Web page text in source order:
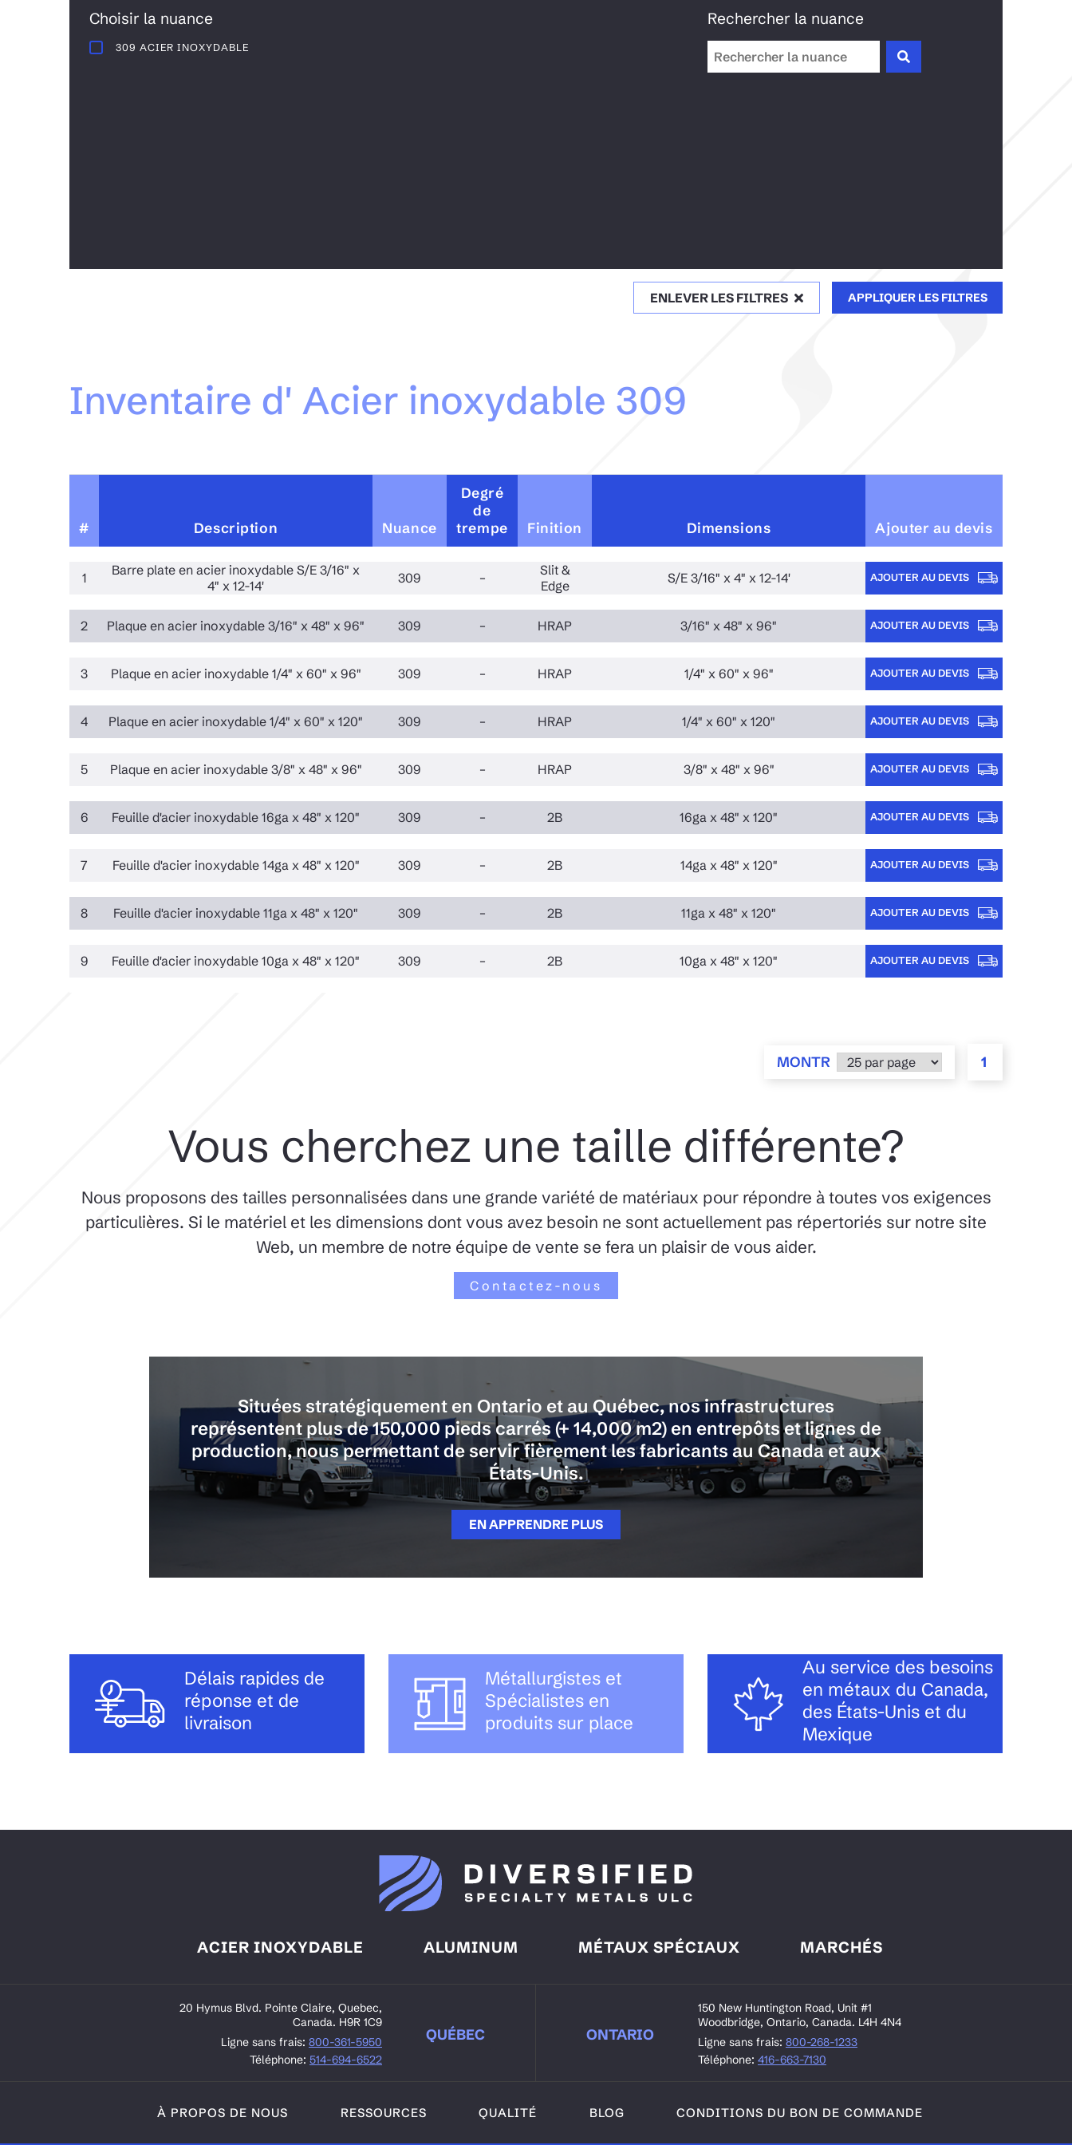
Choisir la nuance
309 ACIER INOXYDABLE
Rechercher la nuance
ENLEVER LES FILTRES APPLIQUER LES FILTRES
Inventaire d' Acier inoxydable 309
# Description Nuance
Degré
de
trempe
Finition Dimensions Ajouter au devis
1
Barre plate en acier inoxydable S/E 3/16" x
4" x 12-14'
309 –
Slit &
Edge
S/E 3/16" x 4" x 12-14' AJOUTER AU DEVIS
2 Plaque en acier inoxydable 3/16" x 48" x 96" 309 – HRAP 3/16" x 48" x 96" AJOUTER AU DEVIS
3 Plaque en acier inoxydable 1/4" x 60" x 96" 309 – HRAP 1/4" x 60" x 96" AJOUTER AU DEVIS
4 Plaque en acier inoxydable 1/4" x 60" x 120" 309 – HRAP 1/4" x 60" x 120" AJOUTER AU DEVIS
5 Plaque en acier inoxydable 3/8" x 48" x 96" 309 – HRAP 3/8" x 48" x 96" AJOUTER AU DEVIS
6 Feuille d'acier inoxydable 16ga x 48" x 120" 309 – 2B 16ga x 48" x 120" AJOUTER AU DEVIS
7 Feuille d'acier inoxydable 14ga x 48" x 120" 309 – 2B 14ga x 48" x 120" AJOUTER AU DEVIS
8 Feuille d'acier inoxydable 11ga x 48" x 120" 309 – 2B 11ga x 48" x 120" AJOUTER AU DEVIS
9 Feuille d'acier inoxydable 10ga x 48" x 120" 309 – 2B 10ga x 48" x 120" AJOUTER AU DEVIS
MONTR 1
Vous cherchez une taille différente?
Nous proposons des tailles personnalisées dans une grande variété de matériaux pour répondre à toutes vos exigences
particulières. Si le matériel et les dimensions dont vous avez besoin ne sont actuellement pas répertoriés sur notre site
Web, un membre de notre équipe de vente se fera un plaisir de vous aider.
Contactez-nous
Situées stratégiquement en Ontario et au Québec, nos infrastructures
représentent plus de 150,000 pieds carrés (+ 14,000 m2) en entrepôts et lignes de
production, nous permettant de servir fièrement les fabricants au Canada et aux
États-Unis.
EN APPRENDRE PLUS
Délais rapides de
réponse et de
livraison
Métallurgistes et
Spécialistes en
produits sur place
Au service des besoins
en métaux du Canada,
des États-Unis et du
Mexique
ACIER INOXYDABLE ALUMINUM MÉTAUX SPÉCIAUX MARCHÉS
20 Hymus Blvd. Pointe Claire, Quebec,
Canada. H9R 1C9
Ligne sans frais: 800-361-5950
Téléphone: 514-694-6522
QUÉBEC
150 New Huntington Road, Unit #1
Woodbridge, Ontario, Canada. L4H 4N4
Ligne sans frais: 800-268-1233
Téléphone: 416-663-7130
ONTARIO
À PROPOS DE NOUS RESSOURCES QUALITÉ BLOG CONDITIONS DU BON DE COMMANDE